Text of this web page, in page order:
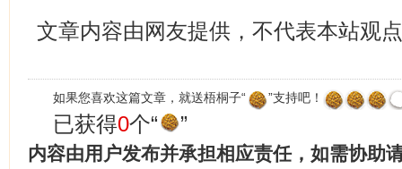
文章内容由网友提供，不代表本站观点
如果您喜欢这篇文章，就送梧桐子“ ”支持吧！
已获得0个“ ”
内容由用户发布并承担相应责任，如需协助